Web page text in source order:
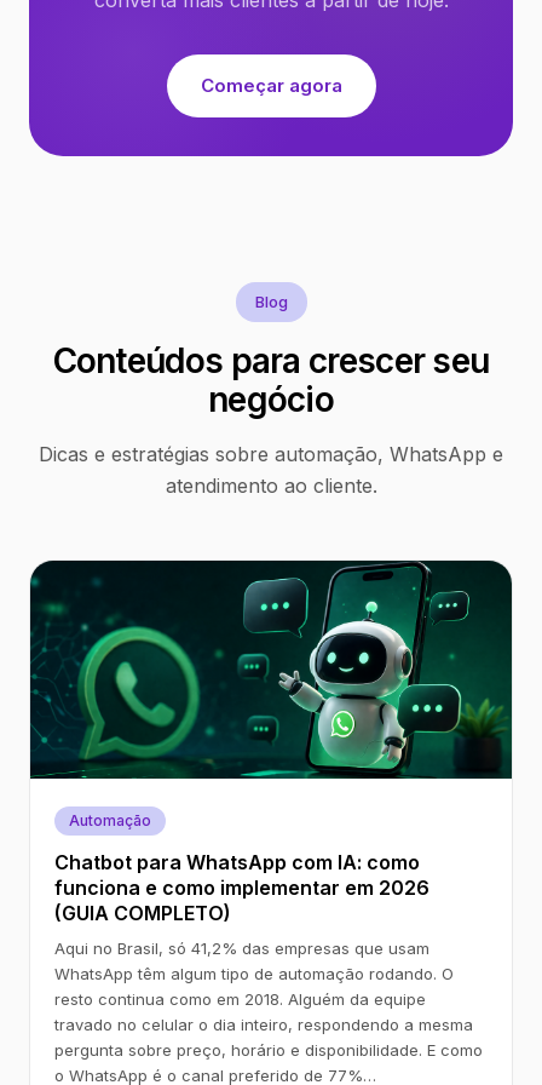
Começar agora
Blog
Conteúdos para crescer seu
negócio
Dicas e estratégias sobre automação, WhatsApp e
atendimento ao cliente.
Automação
Chatbot para WhatsApp com IA: como
funciona e como implementar em 2026
(GUIA COMPLETO)
Aqui no Brasil, só 41,2% das empresas que usam
WhatsApp têm algum tipo de automação rodando. O
resto continua como em 2018. Alguém da equipe
travado no celular o dia inteiro, respondendo a mesma
pergunta sobre preço, horário e disponibilidade. E como
o WhatsApp é o canal preferido de 77%…